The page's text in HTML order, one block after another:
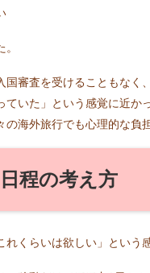
国審査を受けることもなく
ていた」という感覚に近か
の海外旅行でも心理的な
程の考え方
れくらいは欲しい」という